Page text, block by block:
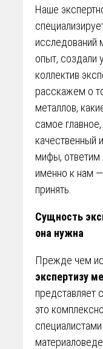
Наше
исследований
опыт, создали
коллектив
расскажем о
металлов,
самое
качественный
мифы, ответим
именно к нам
принять.
Сущность
она нужна
Прежде чем
экспертизу
представляет
это